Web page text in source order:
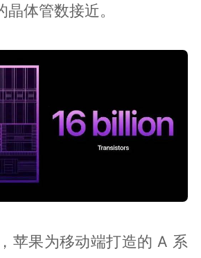
体管数接近。
苹果为移动端打造的 A 系